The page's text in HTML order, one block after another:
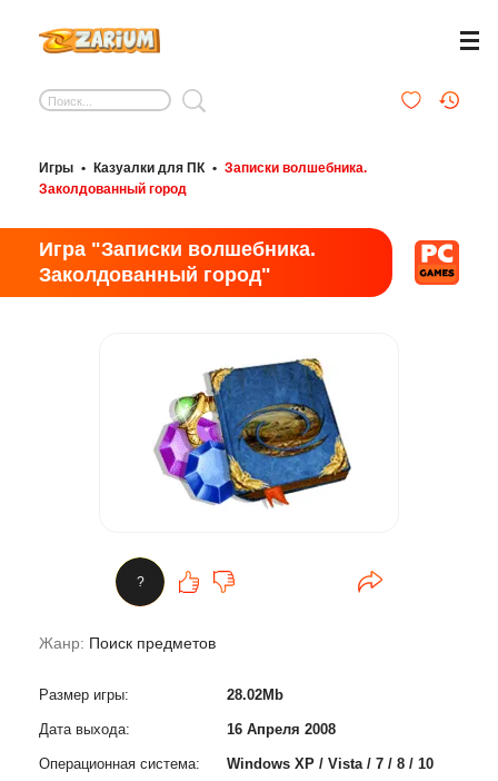
Игры • Казуалки для ПК • Записки волшебника.
Заколдованный город
Игра "Записки волшебника.
Заколдованный город"
Жанр: Поиск предметов
Размер игры: 28.02Mb
Дата выхода: 16 Апреля 2008
Операционная система: Windows XP / Vista / 7 / 8 / 10
?